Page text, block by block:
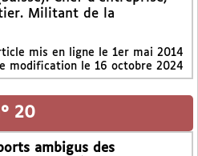
Militant de la
mis en ligne le 1er mai 2014
modification le 16 octobre 2024
20
ambigus des